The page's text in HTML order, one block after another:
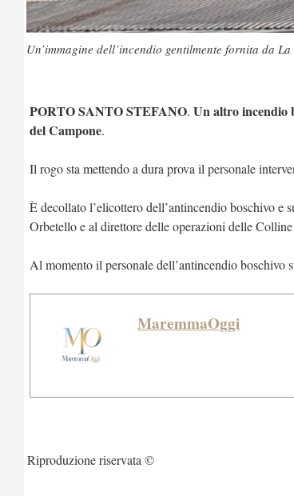
Un’immagine dell’incendio gentilmente fornita da La
PORTO SANTO STEFANO. Un altro incendio
del Campone.
Il rogo sta mettendo a dura prova il personale
È decollato l’elicottero dell’antincendio boschivo
Orbetello e al direttore delle operazioni delle
Al momento il personale dell’antincendio boschivo
MaremmaOggi
Riproduzione riservata ©